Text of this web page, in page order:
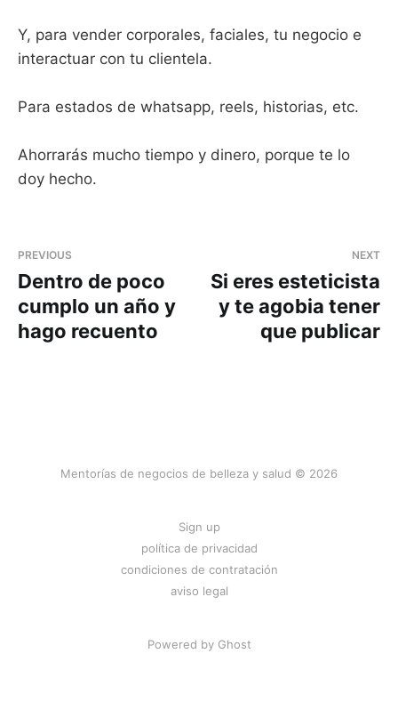
Y, para vender corporales, faciales, tu negocio e
interactuar con tu clientela.
Para estados de whatsapp, reels, historias, etc.
Ahorrarás mucho tiempo y dinero, porque te lo
doy hecho.
PREVIOUS
Dentro de poco
cumplo un año y
hago recuento
NEXT
Si eres esteticista
y te agobia tener
que publicar
Mentorías de negocios de belleza y salud © 2026
Sign up
política de privacidad
condiciones de contratación
aviso legal
Powered by Ghost